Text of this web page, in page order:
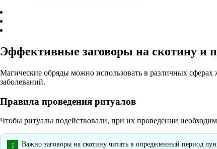
Эффективные заговоры на скотину и
Магические обряды можно использовать в различных сферах
заболеваний.
Правила проведения ритуалов
Чтобы ритуалы подействовали, при их проведении
Важно заговоры на скотину читать в определенный период